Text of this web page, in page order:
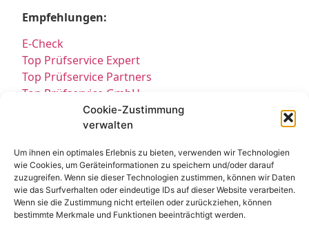
Cookie-Zustimmung
verwalten
Um ihnen ein optimales Erlebnis zu bieten, verwenden wir Technologien
wie Cookies, um Geräteinformationen zu speichern und/oder darauf
zuzugreifen. Wenn sie dieser Technologien zustimmen, können wir Daten
wie das Surfverhalten oder eindeutige IDs auf dieser Website verarbeiten.
Wenn sie die Zustimmung nicht erteilen oder zurückziehen, können
bestimmte Merkmale und Funktionen beeinträchtigt werden.
Empfehlungen:
E-Check
Top Prüfservice Expert
Top Prüfservice Partners
Top Prüfservice GmbH
Prüfung DGUV3 GmbH
Sicherheitsprüfungen Partners
Prüfung E-Check Expert
Prüfung elektrischer Anlagen